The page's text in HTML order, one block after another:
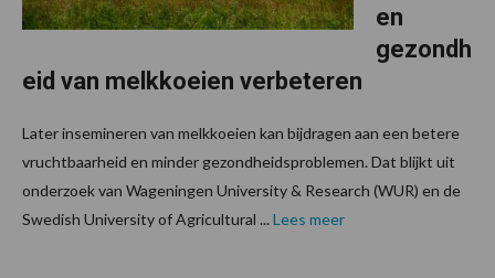
en
gezondh
eid van melkkoeien verbeteren
Later insemineren van melkkoeien kan bijdragen aan een betere
vruchtbaarheid en minder gezondheidsproblemen. Dat blijkt uit
onderzoek van Wageningen University & Research (WUR) en de
Swedish University of Agricultural ... Lees meer